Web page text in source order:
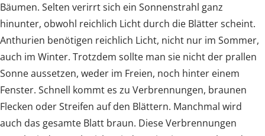
Bäumen. Selten verirrt sich ein Sonnenstrahl ganz
hinunter, obwohl reichlich Licht durch die Blätter scheint.
Anthurien benötigen reichlich Licht, nicht nur im Sommer,
auch im Winter. Trotzdem sollte man sie nicht der prallen
Sonne aussetzen, weder im Freien, noch hinter einem
Fenster. Schnell kommt es zu Verbrennungen, braunen
Flecken oder Streifen auf den Blättern. Manchmal wird
auch das gesamte Blatt braun. Diese Verbrennungen